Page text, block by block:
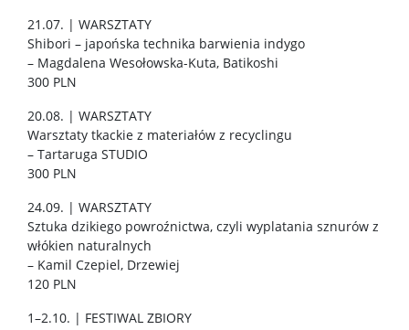
21.07. | WARSZTATY
Shibori – japońska technika barwienia indygo
– Magdalena Wesołowska-Kuta, Batikoshi
300 PLN
20.08. | WARSZTATY
Warsztaty tkackie z materiałów z recyclingu
– Tartaruga STUDIO
300 PLN
24.09. | WARSZTATY
Sztuka dzikiego powroźnictwa, czyli wyplatania sznurów z
włókien naturalnych
– Kamil Czepiel, Drzewiej
120 PLN
1–2.10. | FESTIWAL ZBIORY